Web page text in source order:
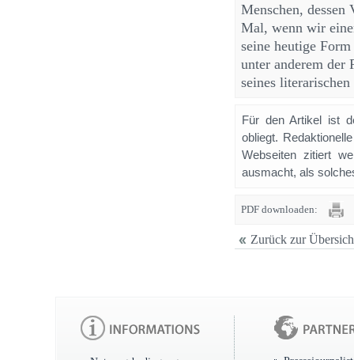
Menschen, dessen
Mal, wenn wir
seine heutige
unter anderem der
seines
Für den Artikel ist
obliegt.
Webseiten zitiert
ausmacht, als
PDF downloaden:
Zurück zur